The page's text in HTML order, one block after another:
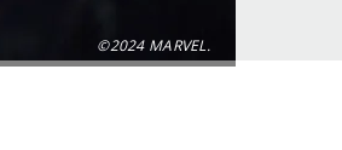
©2024 MARVEL.